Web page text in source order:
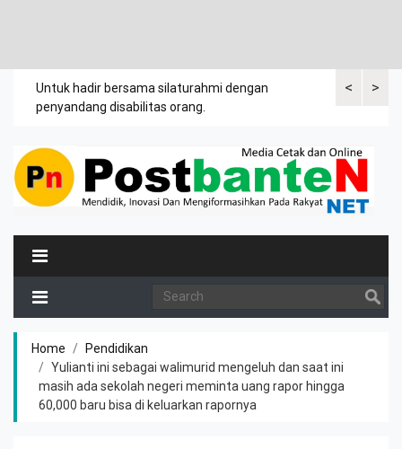
<
Untuk hadir bersama silaturahmi dengan
penyandang disabilitas orang.
Bupati>
Home
Pendidikan
Yulianti ini sebagai walimurid mengeluh dan saat ini
masih ada sekolah negeri meminta uang rapor hingga
60,000 baru bisa di keluarkan rapornya